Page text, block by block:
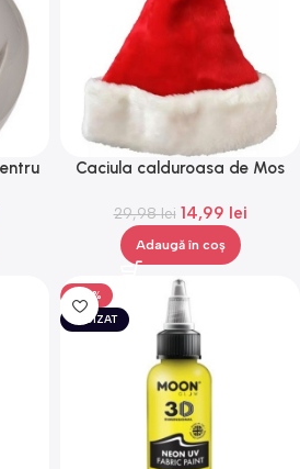
Caciula calduroasa de Mos
29,98lei 14,99 lei
Adaugă în coș
-50%
EPUIZAT